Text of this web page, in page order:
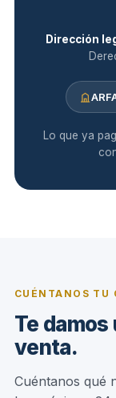
Dirección
Lo que ya
CUÉNTANOS TU
Te
venta.
Cuéntanos qué